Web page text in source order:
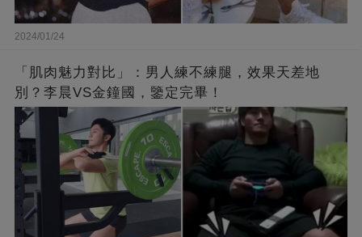
2024/01/24
「肌肉魅力對比」：男人練不練腿，效果天差地
別？李晨VS金鐘國，鑒定完畢！